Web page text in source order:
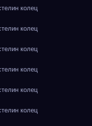
колец
колец
колец
колец
колец
колец